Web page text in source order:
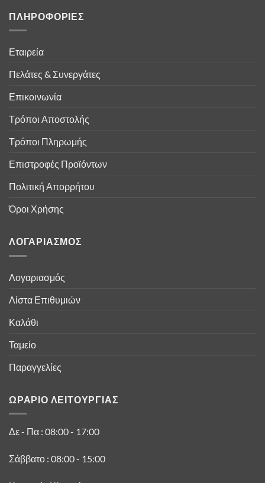
ΠΛΗΡΟΦΟΡΙΕΣ
Εταιρεία
Πελάτες & Συνεργάτες
Επικοινωνία
Τρόποι Αποστολής
Τρόποι Πληρωμής
Επιστροφές Προϊόντων
Πολιτική Απορρήτου
Όροι Χρήσης
ΛΟΓΑΡΙΑΣΜΟΣ
Λογαριασμός
Λίστα Επιθυμιών
Καλάθι
Ταμείο
Παραγγελίες
ΩΡΑΡΙΟ ΛΕΙΤΟΥΡΓΙΑΣ
Δε - Πα : 08:00 - 17:00
Σάββατο : 08:00 - 15:00